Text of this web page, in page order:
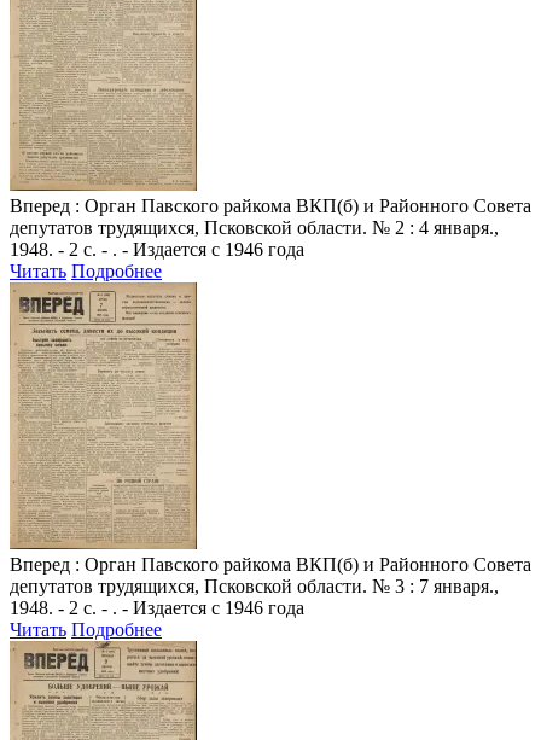
Вперед : Орган Павского райкома ВКП(б) и Районного Совета
депутатов трудящихся, Псковской области. № 2 : 4 января.,
1948. - 2 с. - . - Издается с 1946 года
Читать Подробнее
Вперед : Орган Павского райкома ВКП(б) и Районного Совета
депутатов трудящихся, Псковской области. № 3 : 7 января.,
1948. - 2 с. - . - Издается с 1946 года
Читать Подробнее